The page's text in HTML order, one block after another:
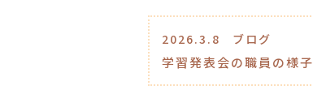
2026.3.8 ブログ
学習発表会の職員の様子